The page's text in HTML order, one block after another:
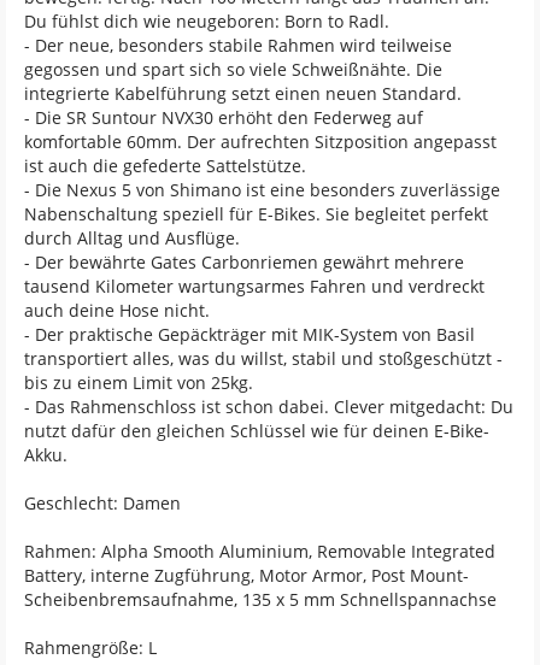
Du fühlst dich wie neugeboren: Born to Radl.
- Der neue, besonders stabile Rahmen wird teilweise
gegossen und spart sich so viele Schweißnähte. Die
integrierte Kabelführung setzt einen neuen Standard.
- Die SR Suntour NVX30 erhöht den Federweg auf
komfortable 60mm. Der aufrechten Sitzposition angepasst
ist auch die gefederte Sattelstütze.
- Die Nexus 5 von Shimano ist eine besonders zuverlässige
Nabenschaltung speziell für E-Bikes. Sie begleitet perfekt
durch Alltag und Ausflüge.
- Der bewährte Gates Carbonriemen gewährt mehrere
tausend Kilometer wartungsarmes Fahren und verdreckt
auch deine Hose nicht.
- Der praktische Gepäckträger mit MIK-System von Basil
transportiert alles, was du willst, stabil und stoßgeschützt -
bis zu einem Limit von 25kg.
- Das Rahmenschloss ist schon dabei. Clever mitgedacht: Du
nutzt dafür den gleichen Schlüssel wie für deinen E-Bike-
Akku.
Geschlecht: Damen
Rahmen: Alpha Smooth Aluminium, Removable Integrated
Battery, interne Zugführung, Motor Armor, Post Mount-
Scheibenbremsaufnahme, 135 x 5 mm Schnellspannachse
Rahmengröße: L